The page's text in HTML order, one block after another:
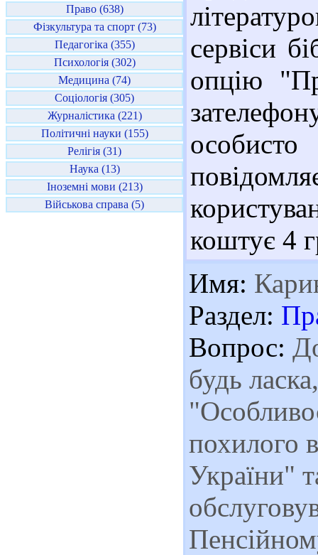
Право (638)
Фізкультура та спорт (73)
Педагогіка (355)
Психологія (302)
Медицина (74)
Соціологія (305)
Журналістика (221)
Політичні науки (155)
Релігія (31)
Наука (13)
Іноземні мови (213)
Військова справа (5)
сервіси
опцію
особисто
коштує 4
Имя:
Раздел:
Вопрос:
будь
похилого
України"